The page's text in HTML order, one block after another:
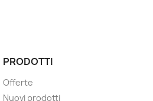
PRODOTTI
Offerte
Nuovi prodotti